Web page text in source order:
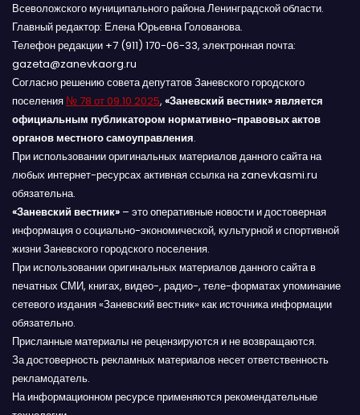
Всеволожского муниципального района Ленинградской области.
Главный редактор: Елена Юрьевна Голованова.
Телефон редакции +7 (911) 170-06-33, электронная почта:
gazeta@zanevkaorg.ru
Согласно решению совета депутатов Заневского городского
поселения № 78 от 09.10.2025, «Заневский вестник» является
официальным публикатором нормативно-правовых актов
органов местного самоуправления.
При использовании оригинальных материалов данного сайта на
любых интернет-ресурсах активная ссылка на zanevkasmi.ru
обязательна.
«Заневский вестник» – это оперативные новости и достоверная
информация о социально-экономической, культурной и спортивной
жизни Заневского городского поселения.
При использовании оригинальных материалов данного сайта в
печатных СМИ, книгах, видео-, радио-, теле-форматах упоминание
сетевого издания «Заневский вестник» как источника информации
обязательно.
Присланные материалы не рецензируются и не возвращаются.
За достоверность рекламных материалов несет ответственность
рекламодатель.
На информационном ресурсе применяются рекомендательные